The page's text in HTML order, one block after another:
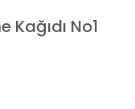
Kağıdı No1